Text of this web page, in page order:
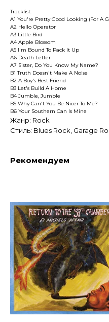
Tracklist:
A1 You're Pretty Good Looking (For A
A2 Hello Operator
A3 Little Bird
A4 Apple Blossom
A5 I'm Bound To Pack It Up
A6 Death Letter
A7 Sister, Do You Know My Name?
B1 Truth Doesn't Make A Noise
B2 A Boy's Best Friend
B3 Let's Build A Home
B4 Jumble, Jumble
B5 Why Can't You Be Nicer To Me?
B6 Your Southern Can Is Mine
Жанр: Rock
Стиль: Blues Rock, Garage
Рекомендуем